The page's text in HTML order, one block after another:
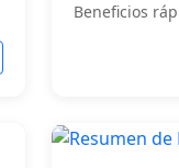
Beneficios